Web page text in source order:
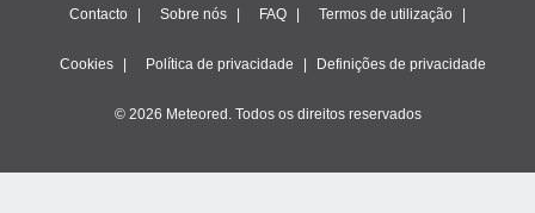
Contacto Sobre nós FAQ Termos de utilização
Cookies Política de privacidade Definições de privacidade
© 2026 Meteored. Todos os direitos reservados